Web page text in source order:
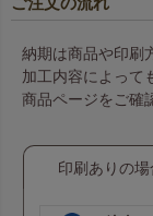
納期は商品や印刷
加工内容によって
商品ページをご確
印刷ありの場